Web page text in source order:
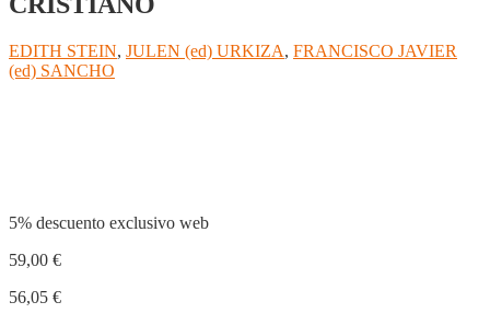
EDITH STEIN, JULEN (ed) URKIZA, FRANCISCO JAVIER
(ed) SANCHO
5% descuento exclusivo web
59,00 €
56,05 €